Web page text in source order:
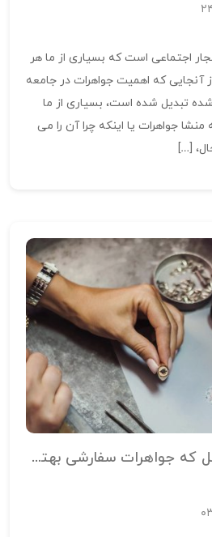
اجتماعی است که بسیاری از ما هر
آنجایی که اهمیت جواهرات در جامعه
تبدیل شده است، بسیاری از ما
جواهرات یا اینکه چرا آن را می
[…]
شخصی سازی: 7 دلیل که جواهرات سفارشی بهترین هدیه است